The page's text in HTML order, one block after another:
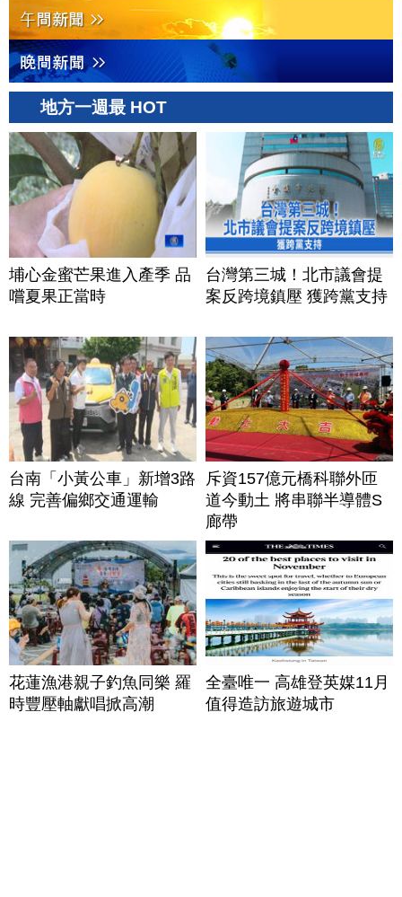
地方一週最 HOT
埔心金蜜芒果進入產季 品
嚐夏果正當時
台灣第三城！北市議會提
案反跨境鎮壓 獲跨黨支持
台南「小黃公車」新增3路
線 完善偏鄉交通運輸
斥資157億元橋科聯外匝
道今動土 將串聯半導體S
廊帶
花蓮漁港親子釣魚同樂 羅
時豐壓軸獻唱掀高潮
全臺唯一 高雄登英媒11月
值得造訪旅遊城市